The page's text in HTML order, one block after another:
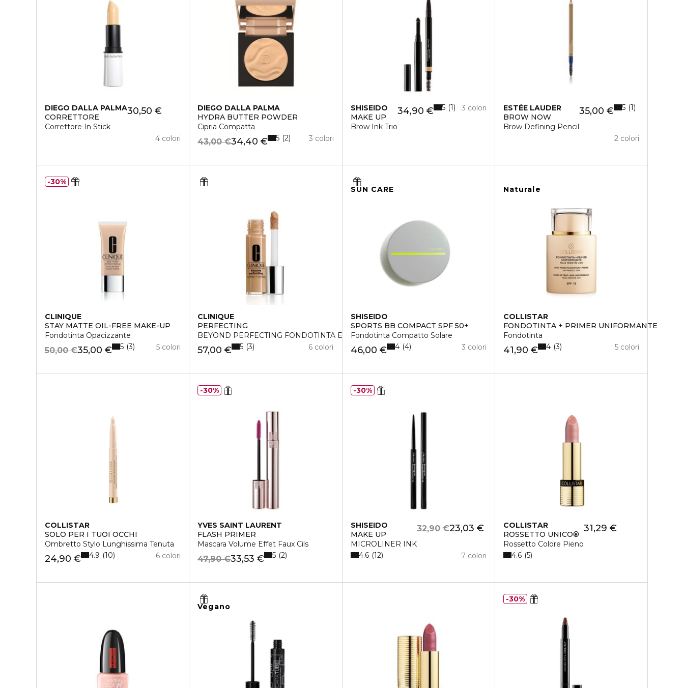
DIEGO DALLA PALMA
CORRETTORE
Correttore In Stick
30,50 €
4 colori
DIEGO DALLA PALMA
HYDRA BUTTER POWDER
Cipria Compatta
34,40 €
43,00 € 3 colori
5 2
SHISEIDO
MAKE UP
Brow Ink Trio
34,90 € 3 colori
5 1
ESTÉE LAUDER
BROW NOW
Brow Defining Pencil
35,00 €
2 colori
5 1
CLINIQUE
STAY MATTE OIL-FREE MAKE-UP
Fondotinta Opacizzante
35,00 €
50,00 € 5 colori
5 3
30%
CLINIQUE
PERFECTING
BEYOND PERFECTING FONDOTINTA E CORRETTORE 2-IN-1 FONDOTINTA + CORRETTORE
57,00 € 6 colori
5 3
SUN CARE
SHISEIDO
SPORTS BB COMPACT SPF 50+
Fondotinta Compatto Solare
46,00 € 3 colori
4 4
Naturale
COLLISTAR
FONDOTINTA + PRIMER UNIFORMANTE
Fondotinta
41,90 € 5 colori
4 3
COLLISTAR
SOLO PER I TUOI OCCHI
Ombretto Stylo Lunghissima Tenuta
24,90 € 6 colori
4.9 10
YVES SAINT LAURENT
FLASH PRIMER
Mascara Volume Effet Faux Cils
33,53 €
47,90 € 5 2
30%
SHISEIDO
MAKE UP
MICROLINER INK
23,03 €
32,90 €
7 colori
4.6 12
30%
COLLISTAR
ROSSETTO UNICO®
Rossetto Colore Pieno
31,29 €
4.6 5
Vegano
30%